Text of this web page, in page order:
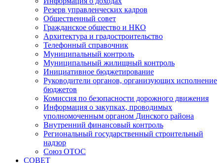
Резерв управленческих кадров
Общественный совет
Гражданское общество и НКО
Архитектура и градостроительство
Телефонный справочник
Муниципальный контроль
Муниципальный жилищный контроль
Инициативное бюджетирование
Руководители органов, организующих исполнение
бюджетов
Комиссия по безопасности дорожного движения
Информация о закупках, проводимых
уполномоченным органом Динского района
Внутренний финансовый контроль
Региональный государственный строительный
надзор
Союз ОТОС
СОВЕТ